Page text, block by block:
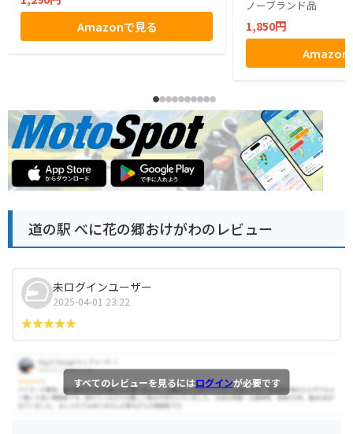
Amazonで見る
ノーブランド品
1,850円
Amazon
道の駅 べに花の郷おけがわのレビュー
未ログインユーザー
2025-04-01 23:22
すべてのレビューを見るにはログインが必要です